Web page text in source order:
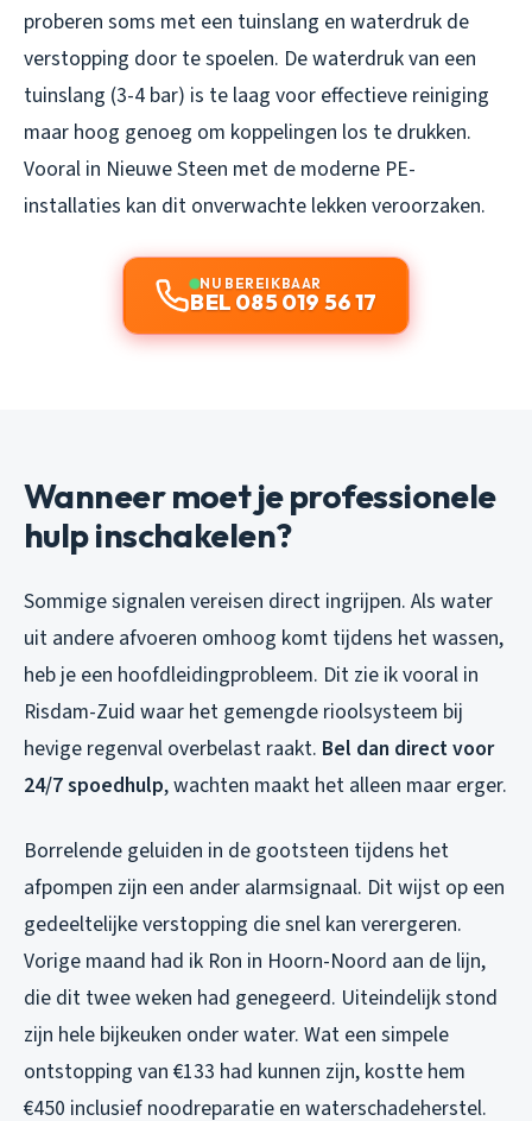
proberen soms met een tuinslang en waterdruk de
verstopping door te spoelen. De waterdruk van een
tuinslang (3-4 bar) is te laag voor effectieve reiniging
maar hoog genoeg om koppelingen los te drukken.
Vooral in Nieuwe Steen met de moderne PE-
installaties kan dit onverwachte lekken veroorzaken.
NU BEREIKBAAR
BEL 085 019 56 17
Wanneer moet je professionele
hulp inschakelen?
Sommige signalen vereisen direct ingrijpen. Als water
uit andere afvoeren omhoog komt tijdens het wassen,
heb je een hoofdleidingprobleem. Dit zie ik vooral in
Risdam-Zuid waar het gemengde rioolsysteem bij
hevige regenval overbelast raakt. Bel dan direct voor
24/7 spoedhulp, wachten maakt het alleen maar erger.
Borrelende geluiden in de gootsteen tijdens het
afpompen zijn een ander alarmsignaal. Dit wijst op een
gedeeltelijke verstopping die snel kan verergeren.
Vorige maand had ik Ron in Hoorn-Noord aan de lijn,
die dit twee weken had genegeerd. Uiteindelijk stond
zijn hele bijkeuken onder water. Wat een simpele
ontstopping van €133 had kunnen zijn, kostte hem
€450 inclusief noodreparatie en waterschadeherstel.